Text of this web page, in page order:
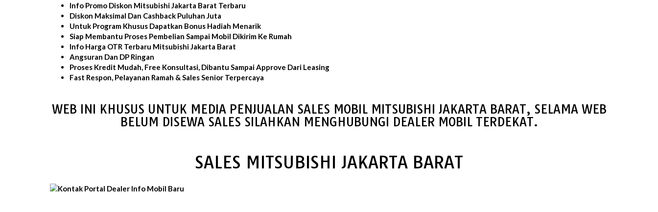
Info Promo Diskon Mitsubishi Jakarta Barat Terbaru
Diskon Maksimal Dan Cashback Puluhan Juta
Untuk Program Khusus Dapatkan Bonus Hadiah Menarik
Siap Membantu Proses Pembelian Sampai Mobil Dikirim Ke Rumah
Info Harga OTR Terbaru Mitsubishi Jakarta Barat
Angsuran Dan DP Ringan
Proses Kredit Mudah, Free Konsultasi, Dibantu Sampai Approve Dari Leasing
Fast Respon, Pelayanan Ramah & Sales Senior Terpercaya
WEB INI KHUSUS UNTUK MEDIA PENJUALAN SALES MOBIL MITSUBISHI JAKARTA BARAT, SELAMA WEB
BELUM DISEWA SALES SILAHKAN MENGHUBUNGI DEALER MOBIL TERDEKAT.
SALES MITSUBISHI JAKARTA BARAT